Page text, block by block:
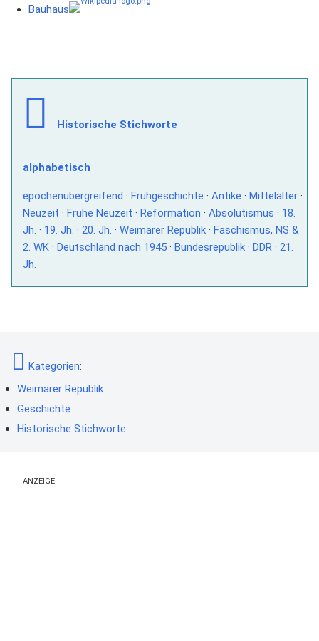
Bauhaus
Historische Stichworte
alphabetisch
epochenübergreifend · Frühgeschichte · Antike · Mittelalter ·
Neuzeit · Frühe Neuzeit · Reformation · Absolutismus · 18.
Jh. · 19. Jh. · 20. Jh. · Weimarer Republik · Faschismus, NS &
2. WK · Deutschland nach 1945 · Bundesrepublik · DDR · 21.
Jh.
Kategorien:
Weimarer Republik
Geschichte
Historische Stichworte
ANZEIGE